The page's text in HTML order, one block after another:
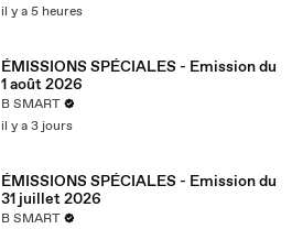
il y a 5 heures
ÉMISSIONS SPÉCIALES - Emission du
1 août 2026
B SMART
il y a 3 jours
ÉMISSIONS SPÉCIALES - Emission du
31 juillet 2026
B SMART